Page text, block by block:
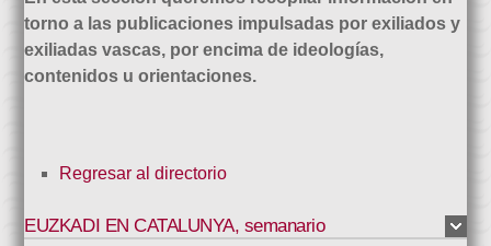
torno a las publicaciones impulsadas por exiliados y
exiliadas vascas, por encima de ideologías,
contenidos u orientaciones.
Regresar al directorio
EUZKADI EN CATALUNYA, semanario